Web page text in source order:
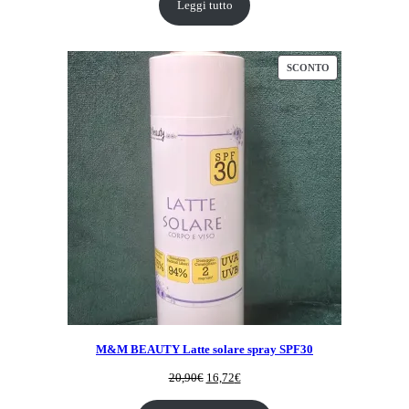
originale
era:
attuale
è:
Leggi tutto
SCONTOPRODOTTO
IN
OFFERTA
M&M BEAUTY Latte solare spray SPF30
20,90€ Il
prezzo
16,72€Il
prezzo